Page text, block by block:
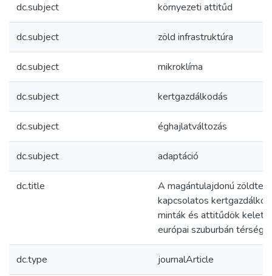
dc.subject környezeti attitűd
dc.subject zöld infrastruktúra
dc.subject mikroklíma
dc.subject kertgazdálkodás
dc.subject éghajlatváltozás
dc.subject adaptáció
dc.title
A magántulajdonú
kapcsolatos
minták és attitűdök kelet-
európai szuburbán
dc.type journalArticle